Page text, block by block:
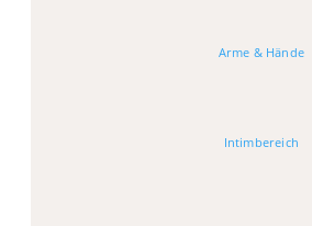
Arme & Hände
Intimbereich